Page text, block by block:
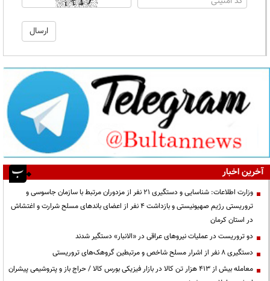
آخرین اخبار
وزارت اطلاعات: شناسایی و دستگیری ۲۱ نفر از مزدوران مرتبط با سازمان جاسوسی و
تروریستی رژیم صهیونیستی و بازداشت ۴ نفر از اعضای باندهای مسلح شرارت و اغتشاش
در استان کرمان
دو تروریست در عملیات نیروهای عراقی در «الانبار» دستگیر شدند
دستگیری ۸ نفر از اشرار مسلح شاخص و مرتبطین گروهک‌های تروریستی
معامله بیش از ۴۱۳ هزار تن کالا در بازار فیزیکی بورس کالا / حراج باز و پتروشیمی پیشران